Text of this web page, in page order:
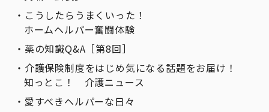
こうしたらうまくいった！
ホームヘルパー奮闘体験
薬の知識Q&A［第8回］
介護保険制度をはじめ気になる話題をお届け！
知っとこ！ 介護ニュース
愛すべきヘルパーな日々